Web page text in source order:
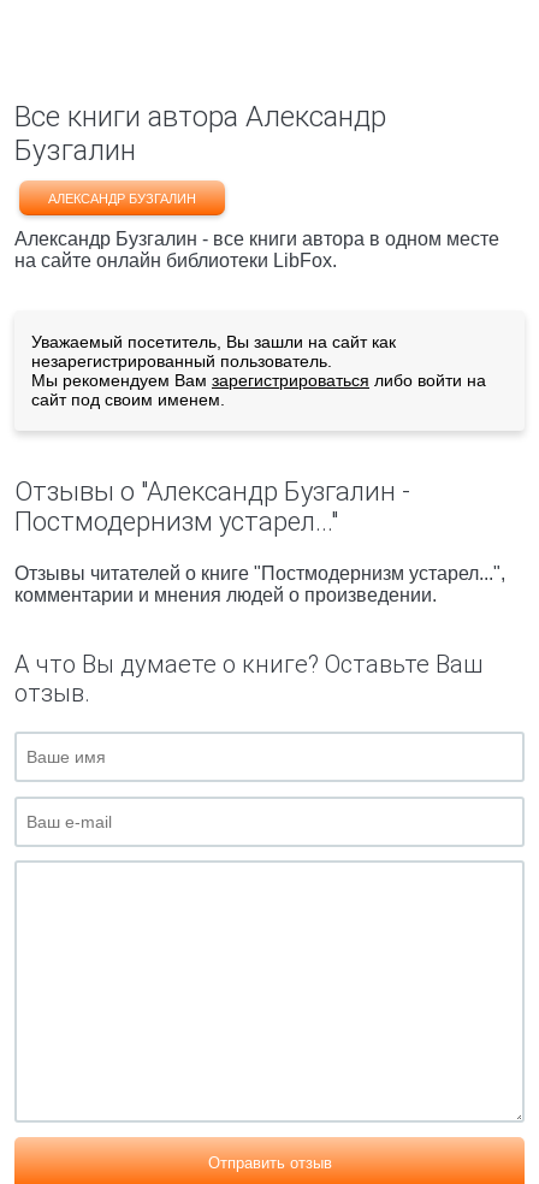
Все книги автора Александр
Бузгалин
АЛЕКСАНДР БУЗГАЛИН
Александр Бузгалин - все книги автора в одном месте
на сайте онлайн библиотеки LibFox.
Уважаемый посетитель, Вы зашли на сайт как
незарегистрированный пользователь.
Мы рекомендуем Вам зарегистрироваться либо войти на
сайт под своим именем.
Отзывы о "Александр Бузгалин -
Постмодернизм устарел..."
Отзывы читателей о книге "Постмодернизм устарел...",
комментарии и мнения людей о произведении.
А что Вы думаете о книге? Оставьте Ваш
отзыв.
Отправить отзыв